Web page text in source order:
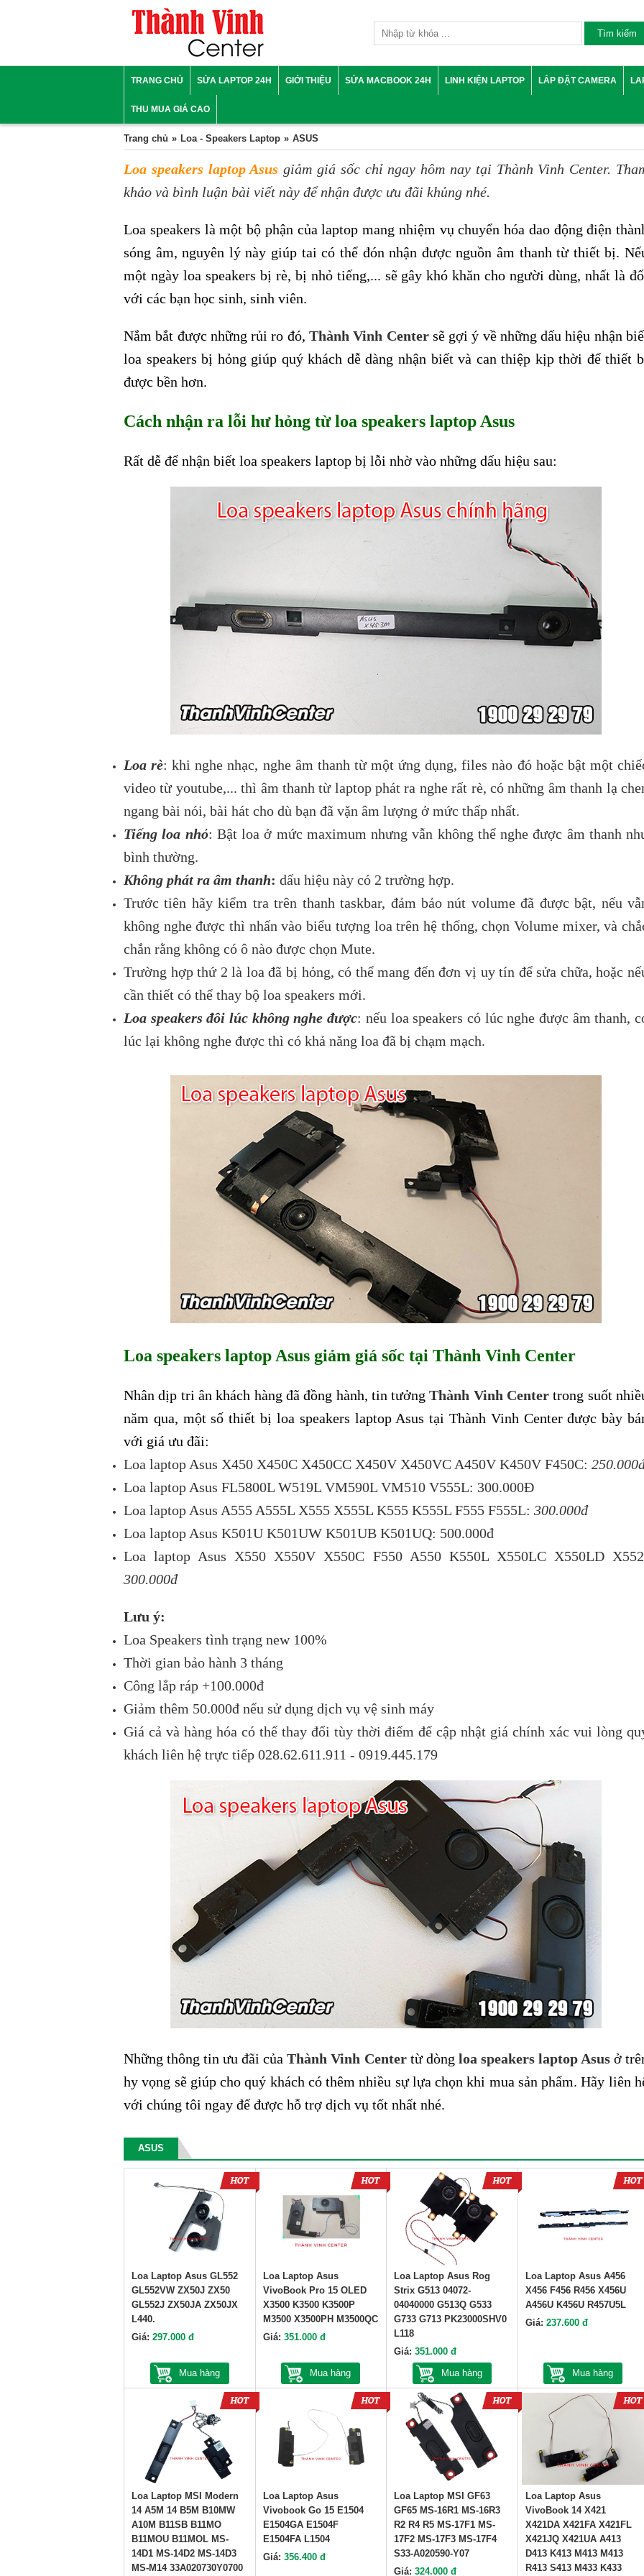
TRANG CHỦ SỬA LAPTOP 24H GIỚI THIỆU SỬA MACBOOK 24H LINH KIỆN LAPTOP LẮP ĐẶT CAMERA
THU MUA GIÁ CAO
Trang chủ Loa - Speakers Laptop ASUS
Loa speakers laptop Asus giảm giá sốc chỉ ngay hôm nay tại Thành Vinh Center.
khảo và bình luận bài viết này để nhận được ưu đãi khủng nhé.
Loa speakers là một bộ phận của laptop mang nhiệm vụ chuyển hóa dao động điện
sóng âm, nguyên lý này giúp tai có thể đón nhận được nguồn âm thanh từ thiết bị.
một ngày loa speakers bị rè, bị nhỏ tiếng,... sẽ gây khó khăn cho người dùng, nhất là
với các bạn học sinh, sinh viên.
Nắm bắt được những rủi ro đó, Thành Vinh Centersẽ gợi ý về những dấu hiệu nhận
loa speakers bị hỏng giúp quý khách dễ dàng nhận biết và can thiệp kịp thời để thiết
được bền hơn.
Cách nhận ra lỗi hư hỏng từ loa speakers laptop Asus
Rất dễ để nhận biết loa speakers laptop bị lỗi nhờ vào những dấu hiệu sau:
Loa rè: khi nghe nhạc, nghe âm thanh từ một ứng dụng, files nào đó hoặc bật một
video từ youtube,... thì âm thanh từ laptop phát ra nghe rất rè, có những âm thanh lạ
ngang bài nói, bài hát cho dù bạn đã vặn âm lượng ở mức thấp nhất.
Tiếng loa nhỏ: Bật loa ở mức maximum nhưng vẫn không thể nghe được âm thanh
bình thường.
Không phát ra âm thanh: dấu hiệu này có 2 trường hợp.
Trước tiên hãy kiểm tra trên thanh taskbar, đảm bảo nút volume đã được bật, nếu
không nghe được thì nhấn vào biểu tượng loa trên hệ thống, chọn Volume mixer, và
chắn rằng không có ô nào được chọn Mute.
Trường hợp thứ 2 là loa đã bị hỏng, có thể mang đến đơn vị uy tín để sửa chữa, hoặc
cần thiết có thể thay bộ loa speakers mới.
Loa speakers đôi lúc không nghe được: nếu loa speakers có lúc nghe được âm thanh,
lúc lại không nghe được thì có khả năng loa đã bị chạm mạch.
Loa speakers laptop Asus giảm giá sốc tại Thành Vinh Center
Nhân dịp tri ân khách hàng đã đồng hành, tin tưởngThành Vinh Center trong suốt
năm qua, một số thiết bị loa speakers laptop Asus tại Thành Vinh Center được bày
với giá ưu đãi:
Loa laptop Asus X450 X450C X450CC X450V X450VC A450V K450V F450C:
Loa laptop Asus FL5800L W519L VM590L VM510 V555L: 300.000Đ
Loa laptop Asus A555 A555L X555 X555L K555 K555L F555 F555L: 300.000đ
Loa laptop Asus K501U K501UW K501UB K501UQ: 500.000đ
Loa laptop Asus X550 X550V X550C F550 A550 K550L X550LC X550LD
300.000đ
Lưu ý:
Loa Speakers tình trạng new 100%
Thời gian bảo hành 3 tháng
Công lắp ráp +100.000đ
Giảm thêm 50.000đ nếu sử dụng dịch vụ vệ sinh máy
Giá cả và hàng hóa có thể thay đổi tùy thời điểm để cập nhật giá chính xác vui lòng
khách liên hệ trực tiếp 028.62.611.911 - 0919.445.179
Những thông tin ưu đãi củaThành Vinh Centertừ dòng loa speakers laptop Asusở
hy vọng sẽ giúp cho quý khách có thêm nhiều sự lựa chọn khi mua sản phẩm. Hãy liên
với chúng tôi ngay để được hỗ trợ dịch vụ tốt nhất nhé.
ASUS
Loa Laptop Asus GL552
GL552VW ZX50J ZX50
GL552J ZX50JA ZX50JX
L440.
Giá: 297.000 đ
Mua hàng
Loa Laptop Asus
VivoBook Pro 15 OLED
X3500 K3500 K3500P
M3500 X3500PH M3500QC
Giá: 351.000 đ
Mua hàng
Loa Laptop Asus Rog
Strix G513 04072-
04040000 G513Q G533
G733 G713 PK23000SHV0
L118
Giá: 351.000 đ
Mua hàng
Loa Laptop Asus A456
X456 F456 R456 X456U
A456U K456U R457U5L
Giá: 237.600 đ
Mua hàng
Loa Laptop MSI Modern
14 A5M 14 B5M B10MW
A10M B11SB B11MO
B11MOU B11MOL MS-
14D1 MS-14D2 MS-14D3
MS-M14 33A020730Y0700
Loa Laptop Asus
Vivobook Go 15 E1504
E1504GA E1504F
E1504FA L1504
Giá: 356.400 đ
Loa Laptop MSI GF63
GF65 MS-16R1 MS-16R3
R2 R4 R5 MS-17F1 MS-
17F2 MS-17F3 MS-17F4
S33-A020590-Y07
Giá: 324.000 đ
Loa Laptop Asus
VivoBook 14 X421
X421DA X421FA X421FL
X421JQ X421UA A413
D413 K413 M413 M413
R413 S413 M433 K433